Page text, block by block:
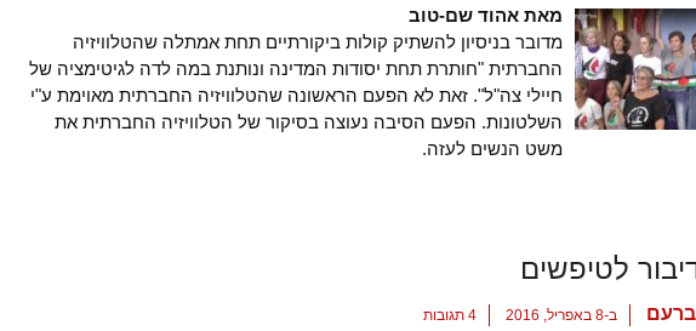
מאת אהוד שם-טוב
מדובר בניסיון להשתיק קולות ביקורתיים תחת אמתלה שהטלוויזיה
החברתית "חותרת תחת יסודות המדינה ונותנת במה לדה לגיטימציה של
חיילי צה"ל". זאת לא הפעם הראשונה שהטלוויזיה החברתית מאוימת ע"י
השלטונות. הפעם הסיבה נעוצה בסיקור של הטלוויזיה החברתית את
משט הנשים לעזה.
לטיפשים
ברעם ב-8 באפריל, 2016 4 תגובות